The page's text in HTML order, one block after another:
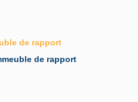
de rapport
de rapport